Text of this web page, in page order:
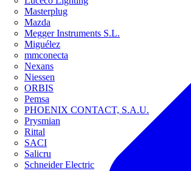
Masterplug
Mazda
Megger Instruments S.L.
Miguélez
mmconecta
Nexans
Niessen
ORBIS
Pemsa
PHOENIX CONTACT, S.A.U.
Prysmian
Rittal
SACI
Salicru
Schneider Electric